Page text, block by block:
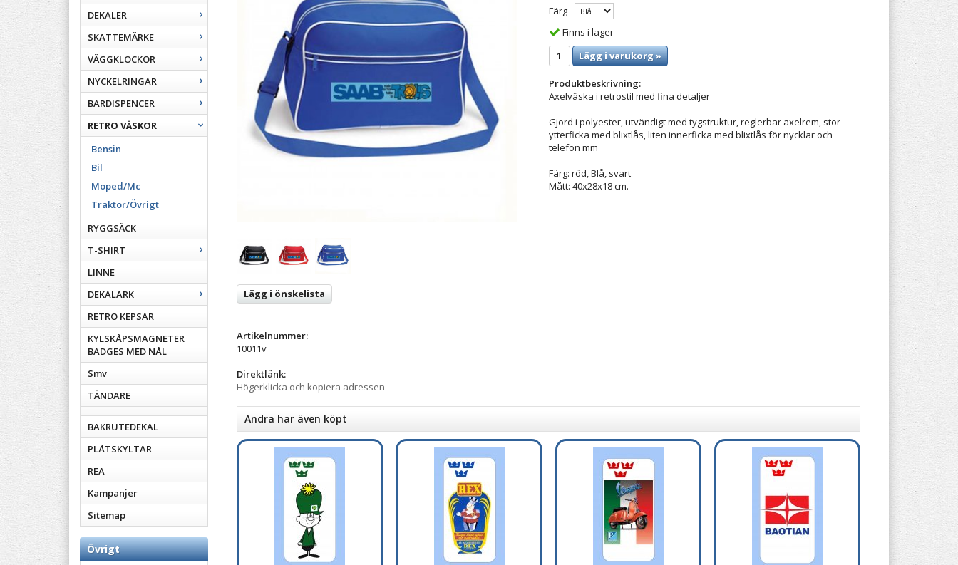
DEKALER
SKATTEMÄRKE
VÄGGKLOCKOR
NYCKELRINGAR
BARDISPENCER
RETRO VÄSKOR
Bensin
Bil
Moped/Mc
Traktor/Övrigt
RYGGSÄCK
T-SHIRT
LINNE
DEKALARK
RETRO KEPSAR
KYLSKÅPSMAGNETER
BADGES MED NÅL
Smv
TÄNDARE
BAKRUTEDEKAL
PLÅTSKYLTAR
REA
Kampanjer
Sitemap
Övrigt
Färg
Finns i lager
Lägg i varukorg »
Produktbeskrivning:
Axelväska i retrostil med fina detaljer
Gjord i polyester, utvändigt med tygstruktur, reglerbar axelrem, stor
ytterficka med blixtlås, liten innerficka med blixtlås för nycklar och
telefon mm
Färg: röd, Blå, svart
Mått: 40x28x18 cm.
Lägg i önskelista
Artikelnummer:
10011v
Direktlänk:
Högerklicka och kopiera adressen
Andra har även köpt